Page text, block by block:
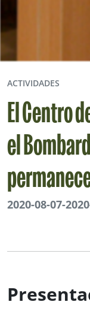
ACTIVIDADES
El Centro
el
2020-08-07-